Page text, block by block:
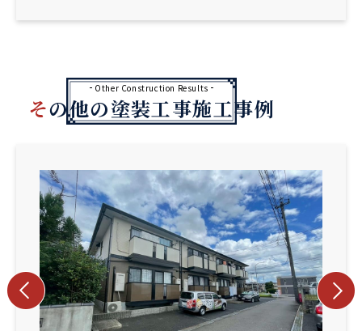
Other Construction Results
その他の塗装工事施工事例